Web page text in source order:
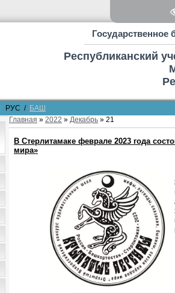
Государственное
Республиканский
| РУС / БАШ
Главная » 2022 » Декабрь » 21
В Стерлитамаке феврале 2023 года
мира»